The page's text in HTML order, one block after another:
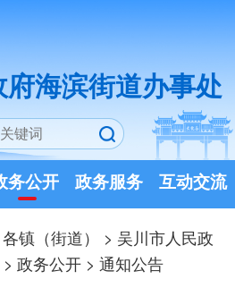
海滨街道办事处
务公开 政务服务 互动交流
各镇（街道） > 吴川市人民政
>政务公开 >通知公告